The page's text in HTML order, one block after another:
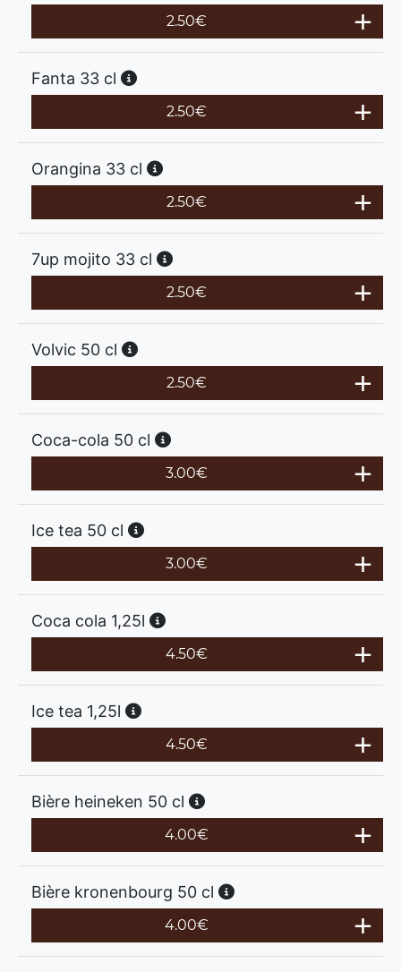
2.50€
Fanta 33 cl
2.50€
Orangina 33 cl
2.50€
7up mojito 33 cl
2.50€
Volvic 50 cl
2.50€
Coca-cola 50 cl
3.00€
Ice tea 50 cl
3.00€
Coca cola 1,25l
4.50€
Ice tea 1,25l
4.50€
Bière heineken 50 cl
4.00€
Bière kronenbourg 50 cl
4.00€